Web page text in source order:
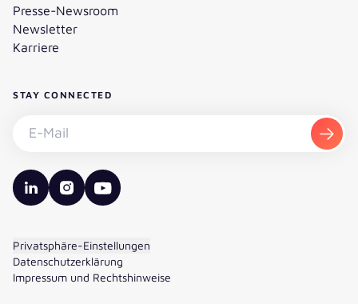
Presse-Newsroom
Newsletter
Karriere
STAY CONNECTED
valantic LinkedIn
valantic Instagram
valantic YouTube
Privatsphäre-Einstellungen
Datenschutzerklärung
Impressum und Rechtshinweise